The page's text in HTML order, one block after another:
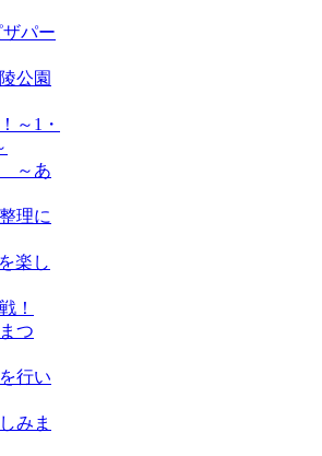
ザパー
公園
～1・
～あ
理に
楽し
！
つ
行い
みま